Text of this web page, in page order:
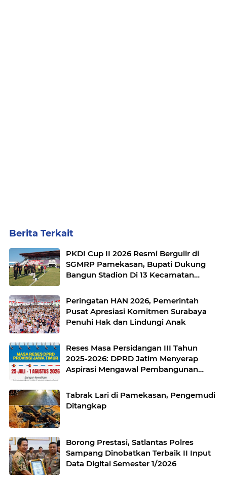
Berita Terkait
PKDI Cup II 2026 Resmi Bergulir di
SGMRP Pamekasan, Bupati Dukung
Bangun Stadion Di 13 Kecamatan
Peringatan HAN 2026, Pemerintah
Pusat Apresiasi Komitmen Surabaya
Penuhi Hak dan Lindungi Anak
Reses Masa Persidangan III Tahun
2025-2026: DPRD Jatim Menyerap
Aspirasi Mengawal Pembangunan
Tabrak Lari di Pamekasan, Pengemudi
Ditangkap
Borong Prestasi, Satlantas Polres
Sampang Dinobatkan Terbaik II Input
Data Digital Semester 1/2026